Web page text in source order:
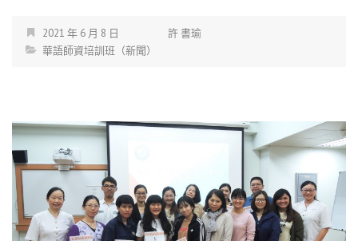
2021 年 6 月 8 日
許 書瑜
華語師資培訓班（新聞）